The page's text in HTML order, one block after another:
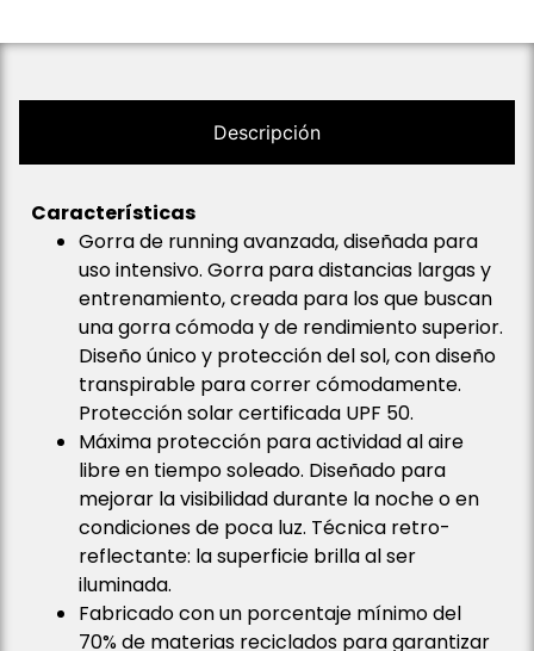
Descripción
Características
Gorra de running avanzada, diseñada para
uso intensivo. Gorra para distancias largas y
entrenamiento, creada para los que buscan
una gorra cómoda y de rendimiento superior.
Diseño único y protección del sol, con diseño
transpirable para correr cómodamente.
Protección solar certificada UPF 50.
Máxima protección para actividad al aire
libre en tiempo soleado. Diseñado para
mejorar la visibilidad durante la noche o en
condiciones de poca luz. Técnica retro-
reflectante: la superficie brilla al ser
iluminada.
Fabricado con un porcentaje mínimo del
70% de materias reciclados para garantizar